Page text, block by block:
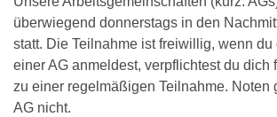
überwiegend donnerstags in den
statt. Die Teilnahme ist freiwillig, wenn du
einer AG anmeldest, verpflichtest du dich
zu einer regelmäßigen Teilnahme. Noten
AG nicht.